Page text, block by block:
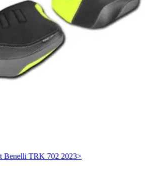
Benelli TRK 702 2023>